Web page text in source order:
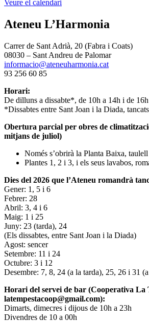
Veure el calendari
Ateneu L’Harmonia
Carrer de Sant Adrià, 20 (Fabra i Coats)
08030 – Sant Andreu de Palomar
informacio@ateneuharmonia.cat
93 256 60 85
Horari:
De dilluns a dissabte*, de 10h a 14h i de
*Dissabtes entre Sant Joan i la Diada, tancats
Obertura parcial per obres de
mitjans de juliol)
Només s’obrirà la Planta Baixa,
Plantes 1, 2 i 3, i els seus lavabos,
Dies del 2026 que l’Ateneu romandrà
Gener: 1, 5 i 6
Febrer: 28
Abril: 3, 4 i 6
Maig: 1 i 25
Juny: 23 (tarda), 24
(Els dissabtes, entre Sant Joan i la Diada)
Agost: sencer
Setembre: 11 i 24
Octubre: 3 i 12
Desembre: 7, 8, 24 (a la tarda), 25, 26 i 31
Horari del servei de bar (Cooperativa La
latempestacoop@gmail.com):
Dimarts, dimecres i dijous de 10h a 23h
Divendres de 10 a 00h